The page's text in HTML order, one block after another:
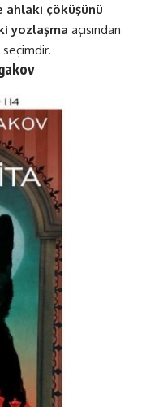
ahlaki çöküşünü
yozlaşma açısından
seçimdir​​.